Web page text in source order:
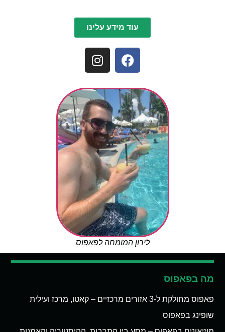
עוד מידע עלינו
לירון המומחה לפאפוס
מה בפאפוס
פאפוס מחולקת ל-3 אזורים מרכזיים – קאטו, מרכז ועילית
שופינג בפאפוס